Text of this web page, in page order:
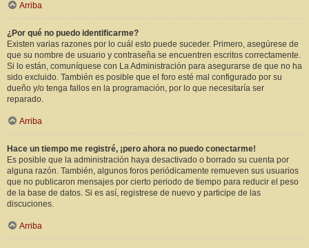
Arriba
¿Por qué no puedo identificarme?
Existen varias razones por lo cuál esto puede suceder. Primero, asegúrese de
que su nombre de usuario y contraseña se encuentren escritos correctamente.
Si lo están, comuníquese con La Administración para asegurarse de que no ha
sido excluido. También es posible que el foro esté mal configurado por su
dueño y/o tenga fallos en la programación, por lo que necesitaría ser
reparado.
Arriba
Hace un tiempo me registré, ¡pero ahora no puedo conectarme!
Es posible que la administración haya desactivado o borrado su cuenta por
alguna razón. También, algunos foros periódicamente remueven sus usuarios
que no publicaron mensajes por cierto periodo de tiempo para reducir el peso
de la base de datos. Si es así, registrese de nuevo y participe de las
discuciones.
Arriba